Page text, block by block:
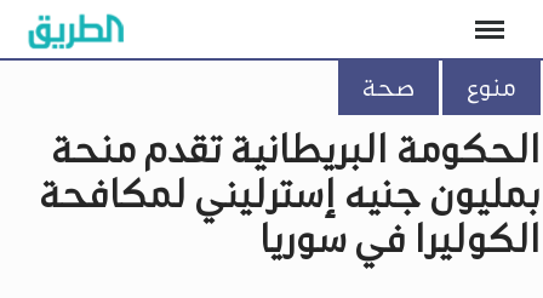
منوع صحة
الحكومة البريطانية تقدم منحة
بمليون جنيه إسترليني لمكافحة
الكوليرا في سوريا